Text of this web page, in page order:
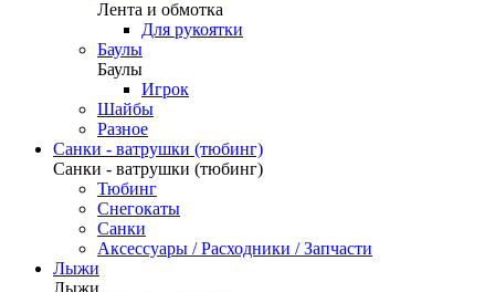
Лента и обмотка
Для рукоятки
Баулы
Баулы
Игрок
Шайбы
Разное
Санки - ватрушки (тюбинг)
Санки - ватрушки (тюбинг)
Тюбинг
Снегокаты
Санки
Аксессуары / Расходники / Запчасти
Лыжи
Лыжи